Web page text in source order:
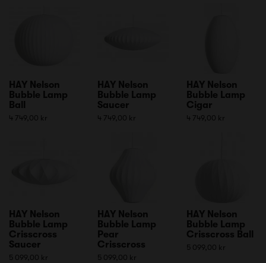
HAY Nelson
Bubble Lamp
Ball
4 749,00 kr
HAY Nelson
Bubble Lamp
Saucer
4 749,00 kr
HAY Nelson
Bubble Lamp
Cigar
4 749,00 kr
HAY Nelson
Bubble Lamp
Crisscross
Saucer
5 099,00 kr
HAY Nelson
Bubble Lamp
Pear
Crisscross
5 099,00 kr
HAY Nelson
Bubble Lamp
Crisscross Ball
5 099,00 kr